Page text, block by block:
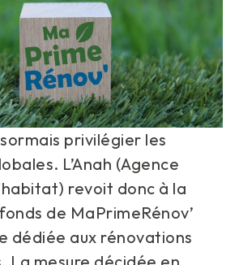
privilégier les
L’Anah (Agence
revoit donc à la
de MaPrimeRénov’
dédiée aux rénovations